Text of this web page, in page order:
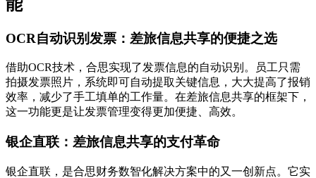
能
OCR自动识别发票：差旅信息共享的便捷之选
借助OCR技术，合思实现了发票信息的自动识别。员工只需
拍摄发票照片，系统即可自动提取关键信息，大大提高了报销
效率，减少了手工填单的工作量。在差旅信息共享的框架下，
这一功能更是让发票管理变得更加便捷、高效。
银企直联：差旅信息共享的支付革命
银企直联，是合思财务数智化解决方案中的又一创新点。它实